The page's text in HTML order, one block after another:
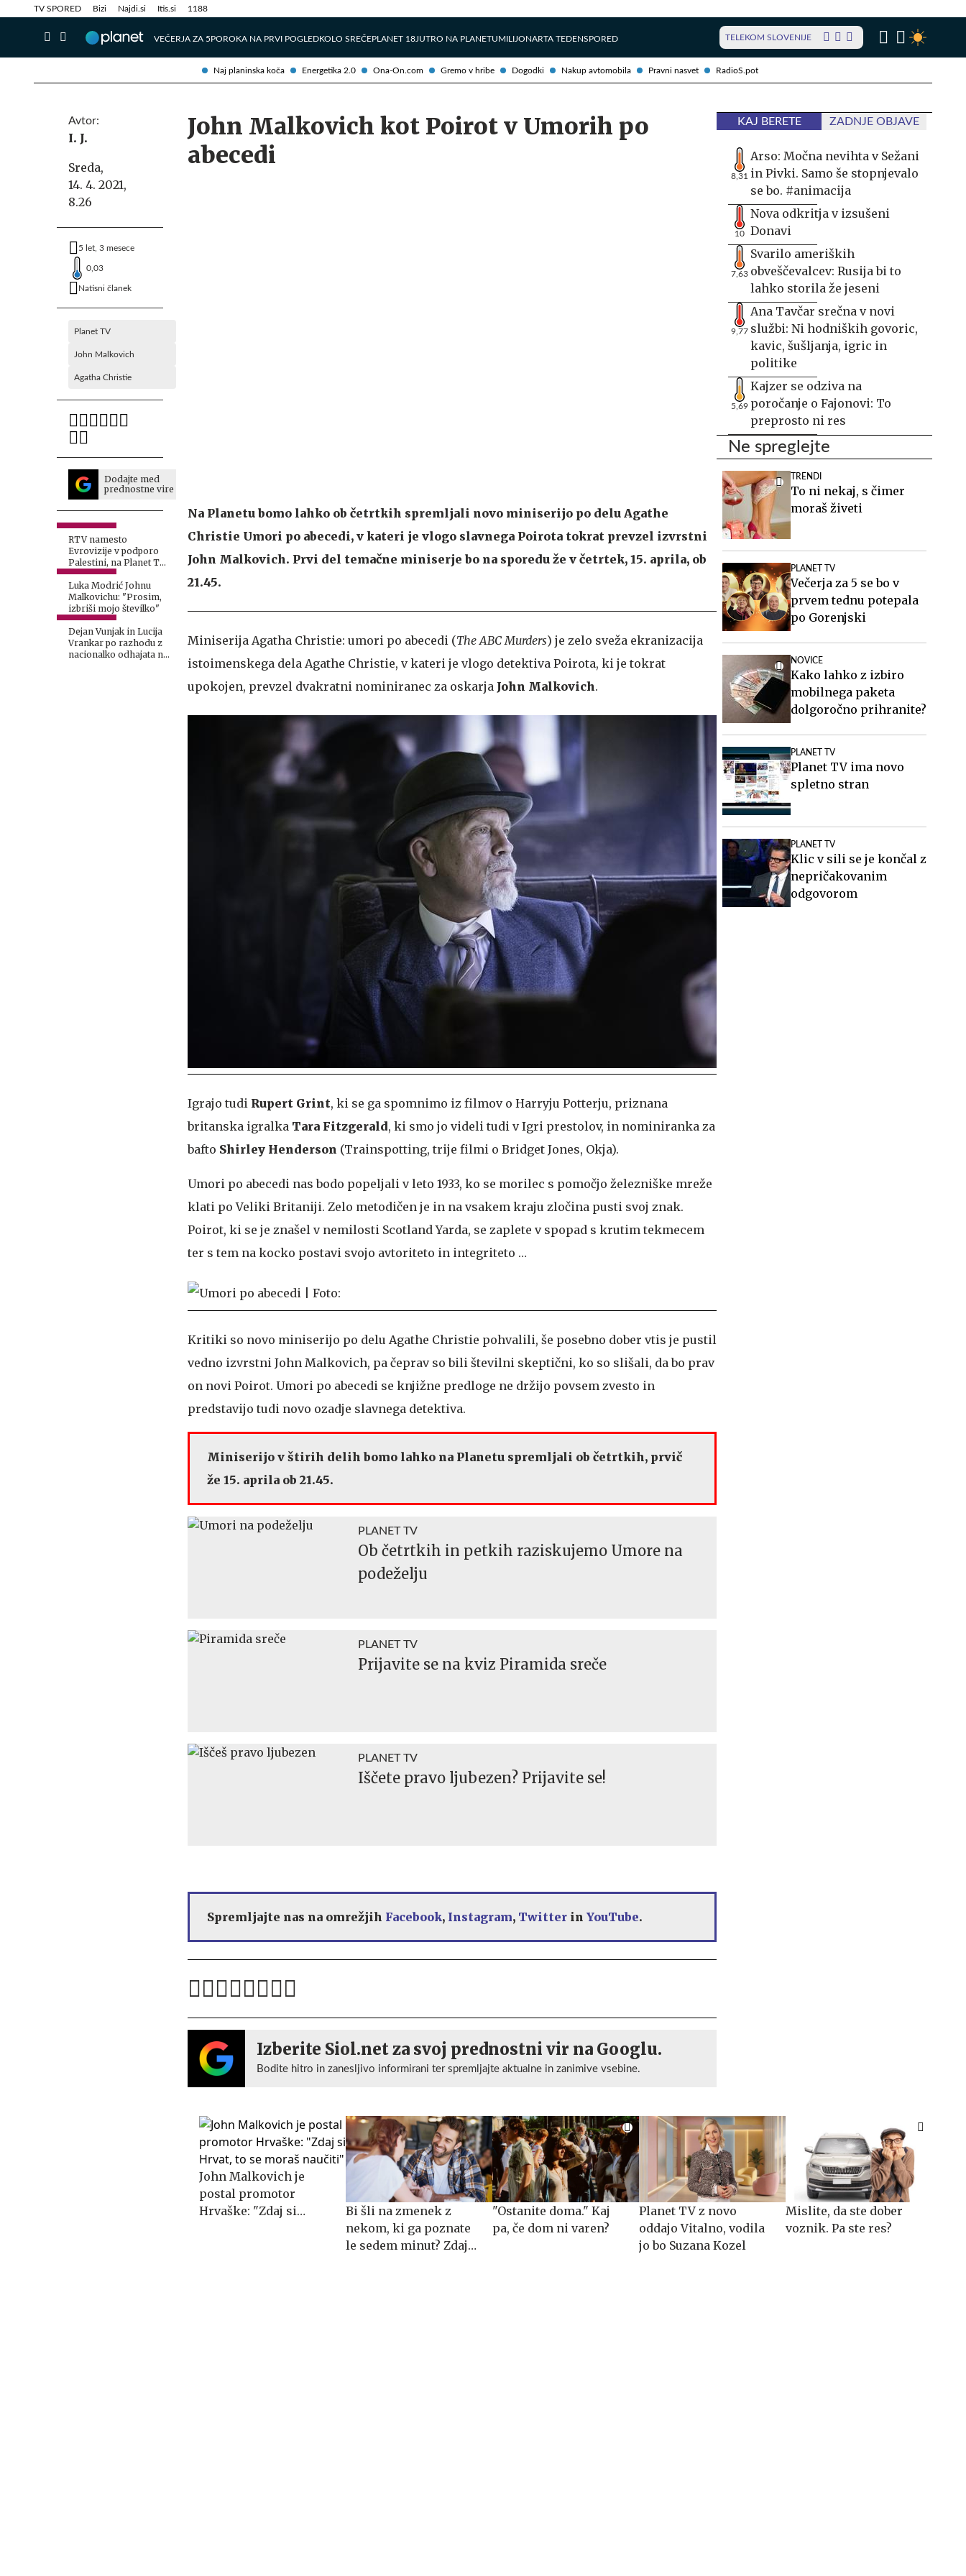
Naj planinska koča Energetika 2.0 Ona-On.com Gremo v hribe Dogodki Nakup avtomobila Pravni nasvet RadioS.pot
TV SPORED Bizi Najdi.si Itis.si 1188
VEČERJA ZA 5POROKA NA PRVI POGLEDKOLO SREČEPLANET 18JUTRO NA PLANETUMILIJONARTA TEDENSPORED TELEKOM SLOVENIJE
Info in obvestila Tehnik
Avtor:
I. J.
Sreda,
14. 4. 2021,
8.26
5 let, 3 mesece
0,03
Natisni članek
Planet TV
John Malkovich
Agatha Christie
Dodajte med
prednostne vire
RTV namesto
Evrovizije v podporo
Palestini, na Planet TV
z drugačno potezo
Luka Modrić Johnu
Malkovichu: "Prosim,
izbriši mojo številko"
Dejan Vunjak in Lucija
Vrankar po razhodu z
nacionalko odhajata na
John Malkovich kot Poirot v Umorih po
abecedi
Na Planetu bomo lahko ob četrtkih spremljali novo miniserijo po delu Agathe
Christie Umori po abecedi, v kateri je vlogo slavnega Poirota tokrat prevzel izvrstni
John Malkovich. Prvi del temačne miniserje bo na sporedu že v četrtek, 15. aprila, ob
21.45.
Miniserija Agatha Christie: umori po abecedi (The ABC Murders) je zelo sveža ekranizacija
istoimenskega dela Agathe Christie, v kateri je vlogo detektiva Poirota, ki je tokrat
upokojen, prevzel dvakratni nominiranec za oskarja John Malkovich.
Igrajo tudi Rupert Grint, ki se ga spomnimo iz filmov o Harryju Potterju, priznana
britanska igralka Tara Fitzgerald, ki smo jo videli tudi v Igri prestolov, in nominiranka za
bafto Shirley Henderson (Trainspotting, trije filmi o Bridget Jones, Okja).
Umori po abecedi nas bodo popeljali v leto 1933, ko se morilec s pomočjo železniške mreže
klati po Veliki Britaniji. Zelo metodičen je in na vsakem kraju zločina pusti svoj znak.
Poirot, ki se je znašel v nemilosti Scotland Yarda, se zaplete v spopad s krutim tekmecem
ter s tem na kocko postavi svojo avtoriteto in integriteto …
Kritiki so novo miniserijo po delu Agathe Christie pohvalili, še posebno dober vtis je pustil
vedno izvrstni John Malkovich, pa čeprav so bili številni skeptični, ko so slišali, da bo prav
on novi Poirot. Umori po abecedi se knjižne predloge ne držijo povsem zvesto in
predstavijo tudi novo ozadje slavnega detektiva.
Miniserijo v štirih delih bomo lahko na Planetu spremljali ob četrtkih, prvič
že 15. aprila ob 21.45.
PLANET TV
Ob četrtkih in petkih raziskujemo Umore na
podeželju
PLANET TV
Prijavite se na kviz Piramida sreče
PLANET TV
Iščete pravo ljubezen? Prijavite se!
Spremljajte nas na omrežjih Facebook, Instagram, Twitter in YouTube.
Izberite Siol.net za svoj prednostni vir na Googlu.
Bodite hitro in zanesljivo informirani ter spremljajte aktualne in zanimive vsebine.
KAJ BERETE ZADNJE OBJAVE
8,31
Arso: Močna nevihta v Sežani
in Pivki. Samo še stopnjevalo
se bo. #animacija
10
Nova odkritja v izsušeni
Donavi
7,63
Svarilo ameriških
obveščevalcev: Rusija bi to
lahko storila že jeseni
9,77
Ana Tavčar srečna v novi
službi: Ni hodniških govoric,
kavic, šušljanja, igric in
politike
5,69
Kajzer se odziva na
poročanje o Fajonovi: To
preprosto ni res
Ne spreglejte
TRENDI
To ni nekaj, s čimer
moraš živeti
PLANET TV
Večerja za 5 se bo v
prvem tednu potepala
po Gorenjski
NOVICE
Kako lahko z izbiro
mobilnega paketa
dolgoročno prihranite?
PLANET TV
Planet TV ima novo
spletno stran
PLANET TV
Klic v sili se je končal z
nepričakovanim
odgovorom
John Malkovich je
postal promotor
Hrvaške: "Zdaj si
Bi šli na zmenek z
nekom, ki ga poznate
le sedem minut? Zdaj
"Ostanite doma." Kaj
pa, če dom ni varen?
Planet TV z novo
oddajo Vitalno, vodila
jo bo Suzana Kozel
Mislite, da ste dober
voznik. Pa ste res?